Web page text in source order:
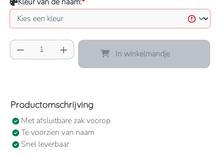
Producthoeveelheid: Voer de gewenste
In winkelmandje
Productomschrijving
Met afsluitbare zak voorop
Te voorzien van naam
Snel leverbaar